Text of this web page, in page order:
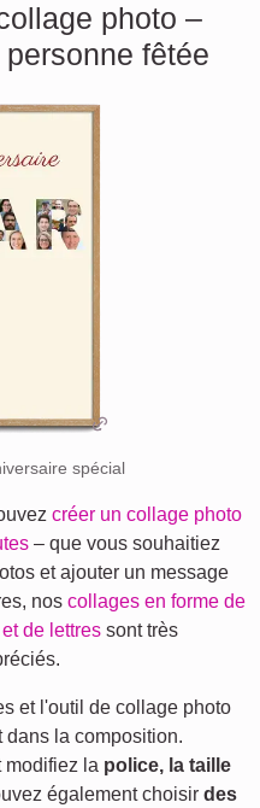
photo –
fêtée
spécial
créer un collage photo
– que vous souhaitiez
et ajouter un message
nos collages en forme de
de lettres sont très
et l'outil de collage photo
dans la composition.
modifiez la police, la taille
également choisir des